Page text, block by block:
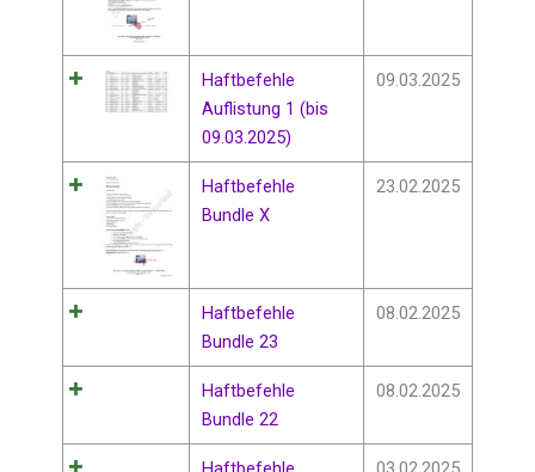
Haftbefehle
Auflistung 1 (bis
09.03.2025)
09.03.2025
Haftbefehle
Bundle X
23.02.2025
Haftbefehle
Bundle 23
08.02.2025
Haftbefehle
Bundle 22
08.02.2025